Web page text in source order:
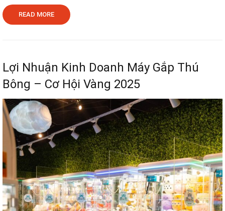
READ MORE
Lợi Nhuận Kinh Doanh Máy Gắp Thú
Bông – Cơ Hội Vàng 2025